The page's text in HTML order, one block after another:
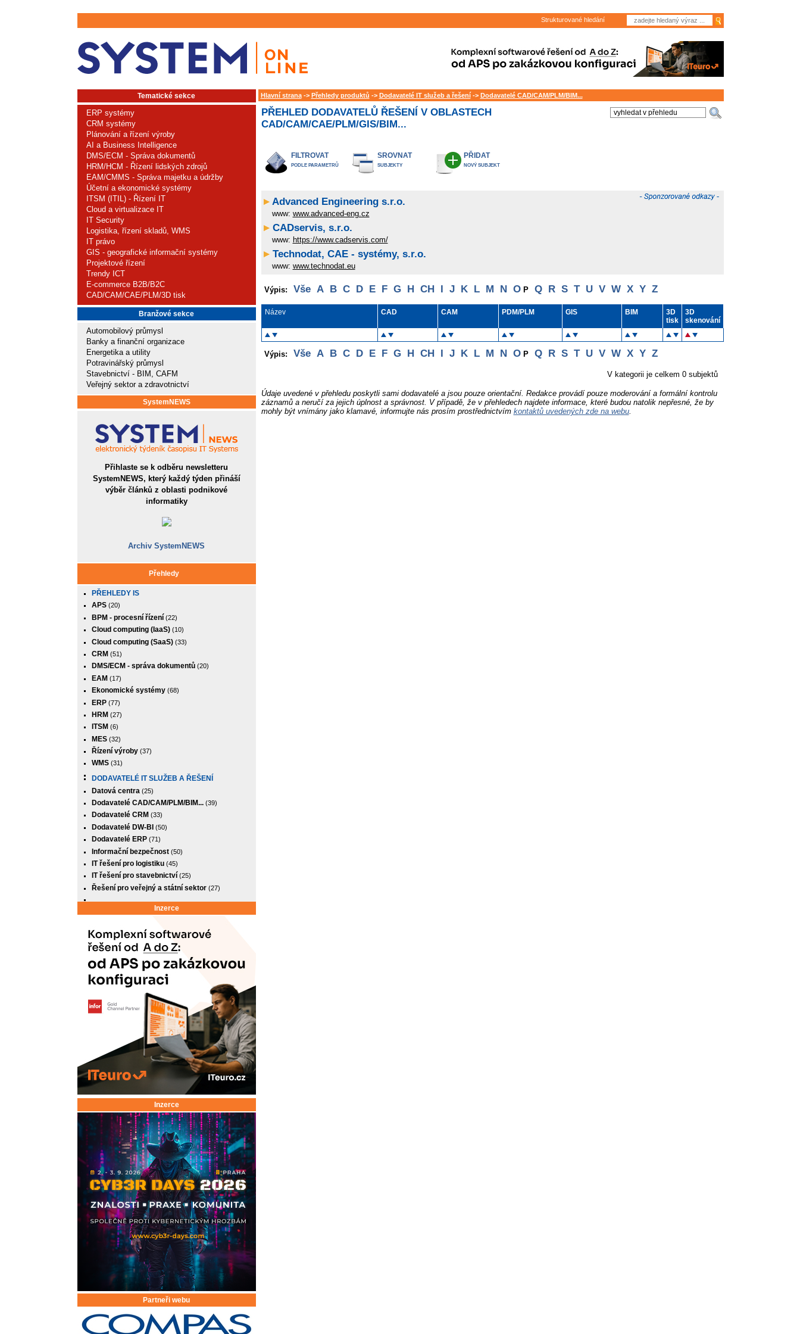
Strukturované hledání
Tematické sekce
ERP systémy
CRM systémy
Plánování a řízení výroby
AI a Business Intelligence
DMS/ECM - Správa dokumentů
HRM/HCM - Řízení lidských zdrojů
EAM/CMMS - Správa majetku a údržby
Účetní a ekonomické systémy
ITSM (ITIL) - Řízení IT
Cloud a virtualizace IT
IT Security
Logistika, řízení skladů, WMS
IT právo
GIS - geografické informační systémy
Projektové řízení
Trendy ICT
E-commerce B2B/B2C
CAD/CAM/CAE/PLM/3D tisk
Branžové sekce
Automobilový průmysl
Banky a finanční organizace
Energetika a utility
Potravinářský průmysl
Stavebnictví - BIM, CAFM
Veřejný sektor a zdravotnictví
SystemNEWS
Přihlaste se k odběru newsletteru
SystemNEWS, který každý týden přináší
výběr článků z oblasti podnikové
informatiky
Archiv SystemNEWS
Přehledy
PŘEHLEDY IS
APS(20)
BPM - procesní řízení(22)
Cloud computing (IaaS)(10)
Cloud computing (SaaS)(33)
CRM (51)
DMS/ECM - správa dokumentů(20)
EAM (17)
Ekonomické systémy(68)
ERP(77)
HRM (27)
ITSM (6)
MES(32)
Řízení výroby(37)
WMS(31)
DODAVATELÉ IT SLUŽEB A ŘEŠENÍ
Datová centra (25)
Dodavatelé CAD/CAM/PLM/BIM...(39)
Dodavatelé CRM (33)
Dodavatelé DW-BI (50)
Dodavatelé ERP(71)
Informační bezpečnost(50)
IT řešení pro logistiku(45)
IT řešení pro stavebnictví(25)
Řešení pro veřejný a státní sektor(27)
Inzerce
Inzerce
Partneři webu
Hlavní strana-> Přehledy produktů -> Dodavatelé IT služeb a řešení-> Dodavatelé CAD/CAM/PLM/BIM...
PŘEHLED DODAVATELŮ ŘEŠENÍ V OBLASTECH
CAD/CAM/CAE/PLM/GIS/BIM...
FILTROVAT
PODLE PARAMETRŮ
SROVNAT
SUBJEKTY
PŘIDAT
NOVÝ SUBJEKT
Advanced Engineering s.r.o.
www: www.advanced-eng.cz
CADservis, s.r.o.
www: https://www.cadservis.com/
Technodat, CAE - systémy, s.r.o.
www: www.technodat.eu
Výpis: Vše A B C D E F G H CH I J K L M N OP Q R S T U V W X Y Z
Název CAD CAM PDM/PLM GIS BIM
3D
tisk
3D
skenování
Výpis: Vše A B C D E F G H CH I J K L M N OP Q R S T U V W X Y Z
V kategorii je celkem 0 subjektů
Údaje uvedené v přehledu poskytli sami dodavatelé a jsou pouze orientační. Redakce provádí pouze moderování a formální kontrolu
záznamů a neručí za jejich úplnost a správnost. V případě, že v přehledech najdete informace, které budou natolik nepřesné, že by
mohly být vnímány jako klamavé, informujte nás prosím prostřednictvím kontaktů uvedených zde na webu.